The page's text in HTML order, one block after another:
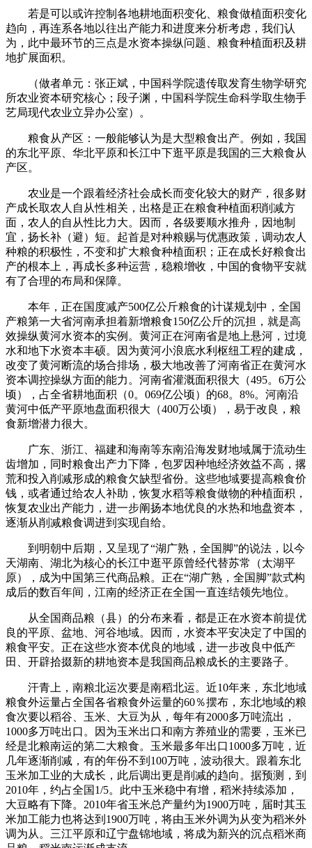
若是可以或许控制各地耕地面积变化、粮食做植面积变化
趋向，再连系各地以往出产能力和进度来分析考虑，我们认
为，此中最环节的三点是水资本操纵问题、粮食种植面积及耕
地扩展面积。
（做者单元：张正斌，中国科学院遗传取发育生物学研究
所农业资本研究核心；段子渊，中国科学院生命科学取生物手
艺局现代农业立异办公室）。
粮食从产区：一般能够认为是大型粮食出产。例如，我国
的东北平原、华北平原和长江中下逛平原是我国的三大粮食从
产区。
农业是一个跟着经济社会成长而变化较大的财产，很多财
产成长取农人自从性相关，出格是正在粮食种植面积削减方
面，农人的自从性比力大。因而，各级要顺水推舟，因地制
宜，扬长补（避）短。起首是对种粮赐与优惠政策，调动农人
种粮的积极性，不变和扩大粮食种植面积；正在成长好粮食出
产的根本上，再成长多种运营，稳粮增收，中国的食物平安就
有了合理的布局和保障。
本年，正在国度减产500亿公斤粮食的计谋规划中，全国
产粮第一大省河南承担着新增粮食150亿公斤的沉担，就是高
效操纵黄河水资本的实例。黄河正在河南省是地上悬河，过境
水和地下水资本丰硕。因为黄河小浪底水利枢纽工程的建成，
改变了黄河断流的场合排场，极大地改善了河南省正在黄河水
资本调控操纵方面的能力。河南省灌溉面积很大（495。6万公
顷），占全省耕地面积（0。069亿公顷）的68。8%。河南沿
黄河中低产平原地盘面积很大（400万公顷），易于改良，粮
食新增潜力很大。
广东、浙江、福建和海南等东南沿海发财地域属于流动生
齿增加，同时粮食出产力下降，包罗因种地经济效益不高，撂
荒和投入削减形成的粮食欠缺型省份。这些地域要提高粮食价
钱，或者通过给农人补助，恢复水稻等粮食做物的种植面积，
恢复农业出产能力，进一步阐扬本地优良的水热和地盘资本，
逐渐从削减粮食调进到实现自给。
到明朝中后期，又呈现了“湖广熟，全国脚”的说法，以今
天湖南、湖北为核心的长江中逛平原曾经代替苏常（太湖平
原），成为中国第三代商品粮。正在“湖广熟，全国脚”款式构
成后的数百年间，江南的经济正在全国一直连结领先地位。
从全国商品粮（县）的分布来看，都是正在水资本前提优
良的平原、盆地、河谷地域。因而，水资本平安决定了中国的
粮食平安。正在这些水资本优良的地域，进一步改良中低产
田、开辟拾掇新的耕地资本是我国商品粮成长的主要路子。
汗青上，南粮北运次要是南稻北运。近10年来，东北地域
粮食外运量占全国各省粮食外运量的60％摆布，东北地域的粮
食次要以稻谷、玉米、大豆为从，每年有2000多万吨流出，
1000多万吨出口。因为玉米出口和南方养殖业的需要，玉米已
经是北粮南运的第二大粮食。玉米最多年出口1000多万吨，近
几年逐渐削减，有的年份不到100万吨，波动很大。跟着东北
玉米加工业的大成长，此后调出更是削减的趋向。据预测，到
2010年，约占全国1/5。此中玉米稳中有增，稻米持续添加，
大豆略有下降。2010年省玉米总产量约为1900万吨，届时其玉
米加工能力也将达到1900万吨，将由玉米外调为从变为稻米外
调为从。三江平原和辽宁盘锦地域，将成为新兴的沉点稻米商